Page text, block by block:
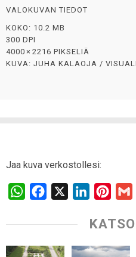
VALOKUVAN TIEDOT
KOKO: 10.2 MB
300 DPI
4000 × 2216 PIKSELIÄ
KUVA: JUHA KALAOJA /
Jaa kuva verkostollesi:
W
a
c
n
n
a